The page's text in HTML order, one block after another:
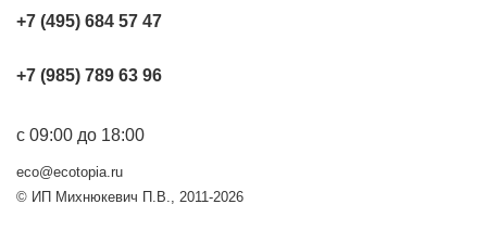
+7 (495) 684 57 47
+7 (985) 789 63 96
с 09:00 до 18:00
eco@ecotopia.ru
© ИП Михнюкевич П.В., 2011-2026